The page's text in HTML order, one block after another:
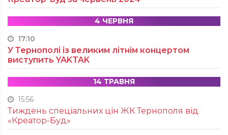
4 ЧЕРВНЯ
17:10
У Тернополі із великим літнім концертом
виступить YAKTAK
14 ТРАВНЯ
15:56
Тиждень спеціальних цін ЖК Тернополя від
«Креатор-Буд»